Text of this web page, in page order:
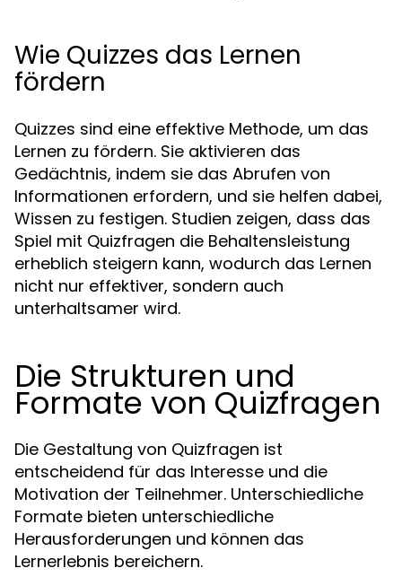
Wie Quizzes das Lernen
fördern
Quizzes sind eine effektive Methode, um das
Lernen zu fördern. Sie aktivieren das
Gedächtnis, indem sie das Abrufen von
Informationen erfordern, und sie helfen dabei,
Wissen zu festigen. Studien zeigen, dass das
Spiel mit Quizfragen die Behaltensleistung
erheblich steigern kann, wodurch das Lernen
nicht nur effektiver, sondern auch
unterhaltsamer wird.
Die Strukturen und
Formate von Quizfragen
Die Gestaltung von Quizfragen ist
entscheidend für das Interesse und die
Motivation der Teilnehmer. Unterschiedliche
Formate bieten unterschiedliche
Herausforderungen und können das
Lernerlebnis bereichern.